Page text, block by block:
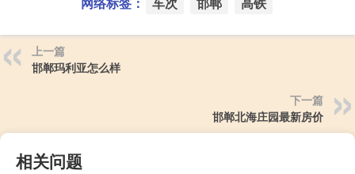
上一篇
邯郸玛利亚怎么样
下一篇
邯郸北海庄园最新房价
相关问题